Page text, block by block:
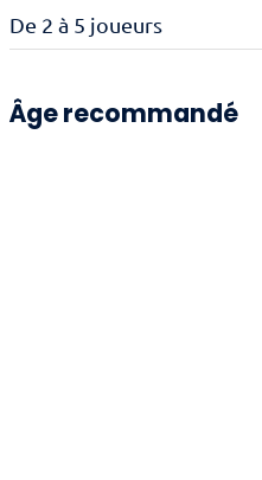
De 2 à 5 joueurs
Âge recommandé